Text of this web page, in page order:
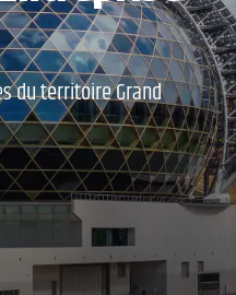
du territoire Grand